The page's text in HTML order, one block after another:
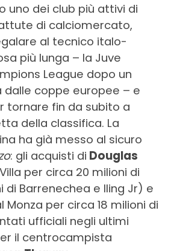
uno dei club più attivi di
di calciomercato,
al tecnico italo-
più lunga – la Juve
League dopo un
dalle coppe europee – e
tornare fin da subito a
della classifica. La
ha già messo al sicuro
: gli acquisti di Douglas
per circa 20 milioni di
di Barrenechea e Iling Jr) e
Monza per circa 18 milioni di
ufficiali negli ultimi
il centrocampista